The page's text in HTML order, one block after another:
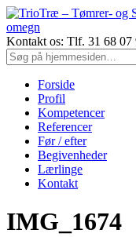
Kontakt os: Tlf. 31 68 07
Forside
Profil
Kompetencer
Referencer
Før / efter
Begivenheder
Lærlinge
Kontakt
IMG_1674